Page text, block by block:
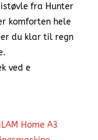
fra Hunter
komforten hele
er du klar til regn
ved e